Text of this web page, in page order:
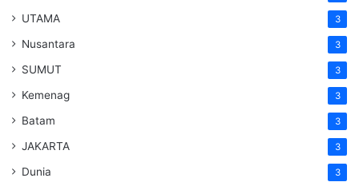
UTAMA 3
Nusantara 3
SUMUT 3
Kemenag 3
Batam 3
JAKARTA 3
Dunia 3